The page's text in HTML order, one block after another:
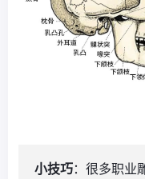
小技巧：很多职业